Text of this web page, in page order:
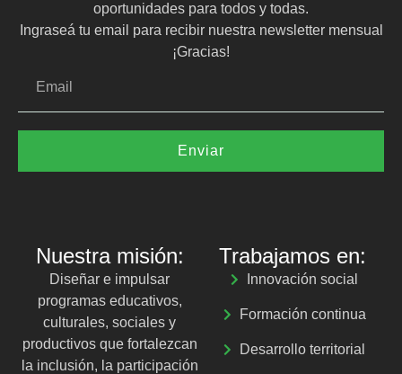
oportunidades para todos y todas.
Ingraseá tu email para recibir nuestra newsletter mensual
¡Gracias!
Enviar
Nuestra misión:
Diseñar e impulsar
programas educativos,
culturales, sociales y
productivos que fortalezcan
la inclusión, la participación
Trabajamos en:
Innovación social
Formación continua
Desarrollo territorial